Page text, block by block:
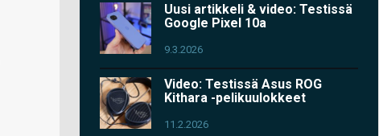
Uusi artikkeli & video: Testissä
Google Pixel 10a
9.3.2026
Video: Testissä Asus ROG
Kithara -pelikuulokkeet
11.2.2026